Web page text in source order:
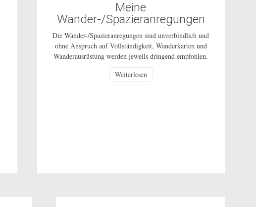
Meine
Wander-/Spazieranregungen
Die Wander-/Spazieranregungen sind unverbindlich und
ohne Anspruch auf Vollständigkeit, Wanderkarten und
Wanderausrüstung werden jeweils dringend empfohlen.
auf eigenes Risiko und sind nur für den privaten
Weiterlesen